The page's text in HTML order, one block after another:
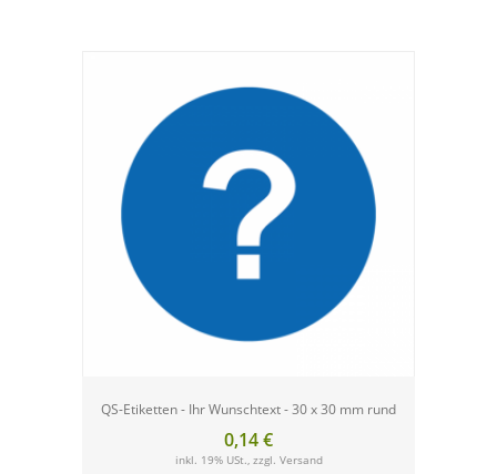
QS-Etiketten - Ihr Wunschtext - 30 x 30 mm rund
0,14 €
inkl. 19% USt., zzgl. Versand